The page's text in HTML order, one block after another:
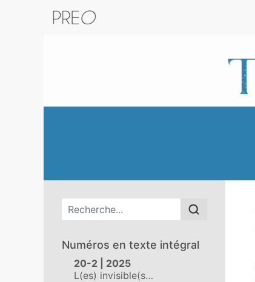
Menu principal
Numéros en texte intégral
20-2 | 2025
L(es) invisible(s…